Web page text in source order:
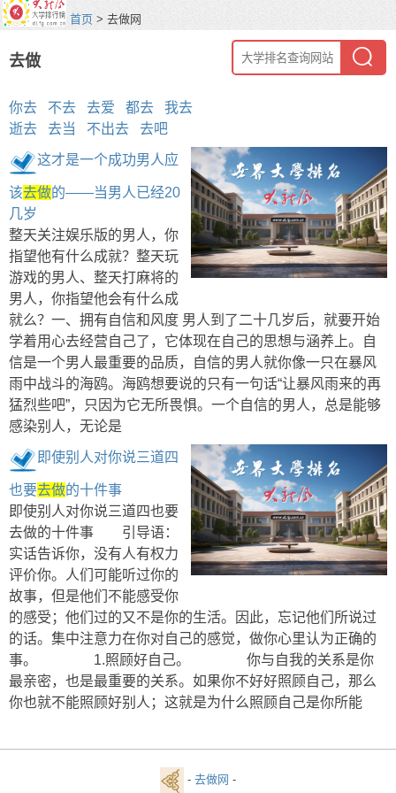
首页 > 去做网
去做
你去 不去 去爱 都去
我去
逝去
去当 不出去 去吧
这才是一个成功男人应
该去做的——当男人已经20
几岁
整天关注娱乐版的男人，你
指望他有什么成就？整天玩
游戏的男人、整天打麻将的
男人，你指望他会有什么成
就么？一、拥有自信和风度 男人到了二十几岁后，就要开始
学着用心去经营自己了，它体现在自己的思想与涵养上。自
信是一个男人最重要的品质，自信的男人就你像一只在暴风
雨中战斗的海鸥。海鸥想要说的只有一句话“让暴风雨来的再
猛烈些吧”，只因为它无所畏惧。一个自信的男人，总是能够
感染别人，无论是
即使别人对你说三道四
也要去做的十件事
即使别人对你说三道四也要
去做的十件事 引导语：
实话告诉你，没有人有权力
评价你。人们可能听过你的
故事，但是他们不能感受你
的感受；他们过的又不是你的生活。因此，忘记他们所说过
的话。集中注意力在你对自己的感觉，做你心里认为正确的
事。 1.照顾好自己。 你与自我的关系是你
最亲密，也是最重要的关系。如果你不好好照顾自己，那么
你也就不能照顾好别人；这就是为什么照顾自己是你所能
- 去做网 -